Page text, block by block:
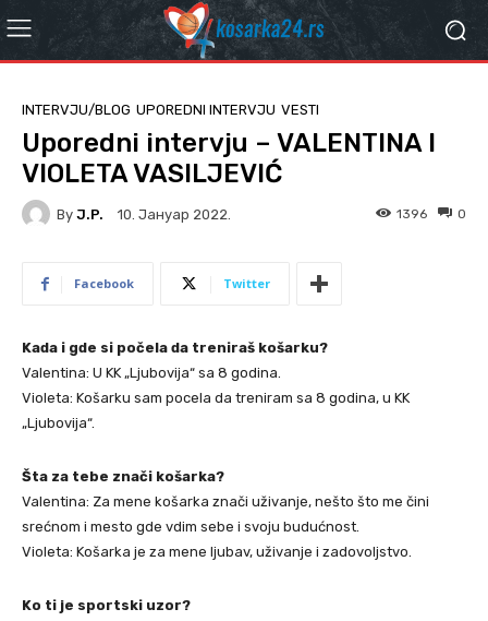
INTERVJU/BLOG UPOREDNI INTERVJU VESTI
Uporedni intervju – VALENTINA I
VIOLETA VASILJEVIĆ
By J.P. 10. Јануар 2022. 0
1396
Facebook Twitter
Kada i gde si počela da treniraš košarku?
Valentina: U KK „Ljubovija“ sa 8 godina.
Violeta: Košarku sam pocela da treniram sa 8 godina, u KK
„Ljubovija“.
Šta za tebe znači košarka?
Valentina: Za mene košarka znači uživanje, nešto što me čini
srećnom i mesto gde vdim sebe i svoju budućnost.
Violeta: Košarka je za mene ljubav, uživanje i zadovoljstvo.
Ko ti je sportski uzor?